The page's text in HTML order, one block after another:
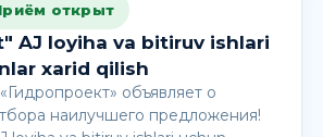
открыт
AJ loyiha va bitiruv ishlari
xarid qilish
объявляет о
наилучшего предложения!